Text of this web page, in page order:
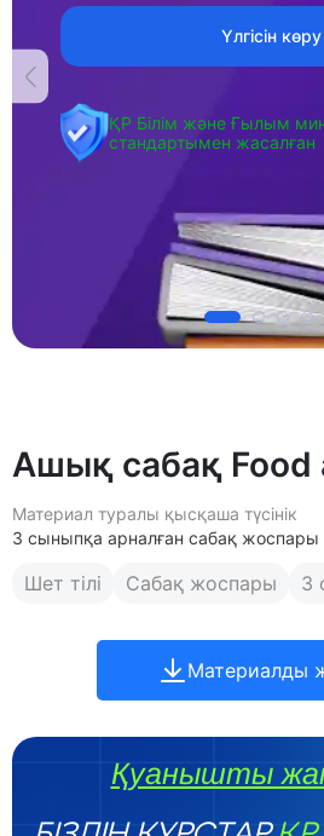
Үлгісін көру
ҚР Білім және Ғылым
стандартымен жасалған
Ашық сабақ Food
Материал туралы қысқаша түсінік
3 сыныпқа арналған сабақ жоспары
Шет тілі Сабақ жоспары 3
Материалды
Қуанышты